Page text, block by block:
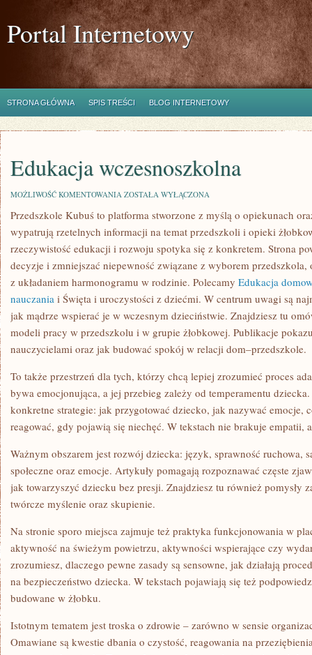
Portal Internetowy
STRONA GŁÓWNA SPIS TREŚCI BLOG INTERNETOWY
Edukacja wczesnoszkolna
MOŻLIWOŚĆ KOMENTOWANIA EDUKACJA
ZOSTAŁA WYŁĄCZONA
Przedszkole Kubuś to platforma stworzone z myślą o opiekunach
wypatrują rzetelnych informacji na temat przedszkoli i opieki
rzeczywistość edukacji i rozwoju spotyka się z konkretem. Strona
decyzje i zmniejszać niepewność związane z wyborem przedszkola,
z układaniem harmonogramu w rodzinie. Polecamy Edukacja
nauczania i Święta i uroczystości z dziećmi. W centrum uwagi są
jak mądrze wspierać je w wczesnym dzieciństwie. Znajdziesz tu
modeli pracy w przedszkolu i w grupie żłobkowej. Publikacje
nauczycielami oraz jak budować spokój w relacji dom–przedszkole.
To także przestrzeń dla tych, którzy chcą lepiej zrozumieć proces
bywa emocjonująca, a jej przebieg zależy od temperamentu
konkretne strategie: jak przygotować dziecko, jak nazywać emocje,
reagować, gdy pojawią się niechęć. W tekstach nie brakuje empatii,
Ważnym obszarem jest rozwój dziecka: język, sprawność ruchowa,
społeczne oraz emocje. Artykuły pomagają rozpoznawać częste
jak towarzyszyć dziecku bez presji. Znajdziesz tu również pomysły
twórcze myślenie oraz skupienie.
Na stronie sporo miejsca zajmuje też praktyka funkcjonowania w
aktywność na świeżym powietrzu, aktywności wspierające czy
zrozumiesz, dlaczego pewne zasady są sensowne, jak działają
na bezpieczeństwo dziecka. W tekstach pojawiają się też
budowane w żłobku.
Istotnym tematem jest troska o zdrowie – zarówno w sensie
Omawiane są kwestie dbania o czystość, reagowania na